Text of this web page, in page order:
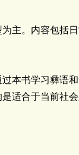
主。内容包括日
本书学习彝语
适合于当前社